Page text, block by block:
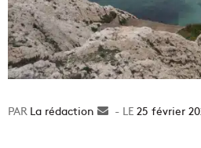
La rédaction
Envoyer25 février